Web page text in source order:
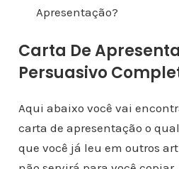
Apresentação?
Carta De
Persuasivo
Aqui abaixo você vai
carta de apresentação o
que você já leu em outros